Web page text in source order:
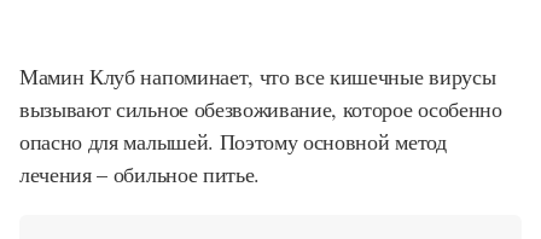
Мамин Клуб напоминает, что все кишечные вирусы
вызывают сильное обезвоживание, которое особенно
опасно для малышей. Поэтому основной метод
лечения – обильное питье.